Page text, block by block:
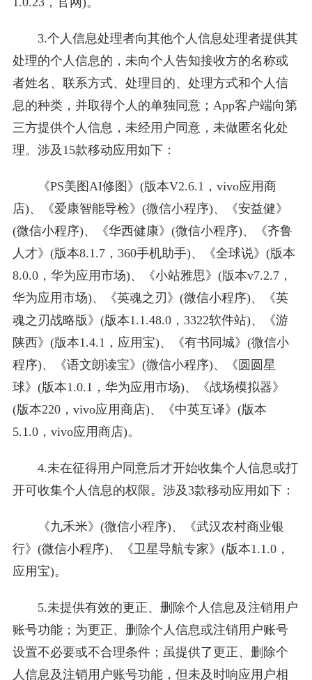
3.个人信息处理者向其他个人信息处理者提供其
处理的个人信息的，未向个人告知接收方的名称或
者姓名、联系方式、处理目的、处理方式和个人信
息的种类，并取得个人的单独同意；App客户端向第
三方提供个人信息，未经用户同意，未做匿名化处
理。涉及15款移动应用如下：
《PS美图AI修图》(版本V2.6.1，vivo应用商
店)、《爱康智能导检》(微信小程序)、《安益健》
(微信小程序)、《华西健康》(微信小程序)、《齐鲁
人才》(版本8.1.7，360手机助手)、《全球说》(版本
8.0.0，华为应用市场)、《小站雅思》(版本v7.2.7，
华为应用市场)、《英魂之刃》(微信小程序)、《英
魂之刃战略版》(版本1.1.48.0，3322软件站)、《游
陕西》(版本1.4.1，应用宝)、《有书同城》(微信小
程序)、《语文朗读宝》(微信小程序)、《圆圆星
球》(版本1.0.1，华为应用市场)、《战场模拟器》
(版本220，vivo应用商店)、《中英互译》(版本
5.1.0，vivo应用商店)。
4.未在征得用户同意后才开始收集个人信息或打
开可收集个人信息的权限。涉及3款移动应用如下：
《九禾米》(微信小程序)、《武汉农村商业银
行》(微信小程序)、《卫星导航专家》(版本1.1.0，
应用宝)。
5.未提供有效的更正、删除个人信息及注销用户
账号功能；为更正、删除个人信息或注销用户账号
设置不必要或不合理条件；虽提供了更正、删除个
人信息及注销用户账号功能，但未及时响应用户相